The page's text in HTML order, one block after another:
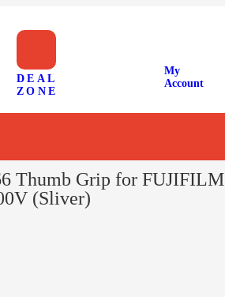
DEAL
ZONE
My
Account
Thumb Grip for FUJIFILM
(Sliver)